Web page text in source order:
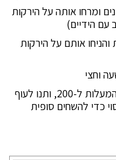
ומרחו אותה על הירקות
עם הידיים)
אותם על הירקות
וחצי
הוציאו את נייר הכסף, העלו את המעלות ל-200, ותנו לעוף
כדי להשחים סופית